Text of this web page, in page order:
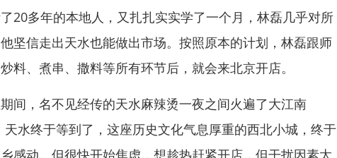
多年的本地人，又扎扎实实学了一个月，林磊几乎对所
坚信走出天水也能做出市场。按照原本的计划，林磊跟师
料、煮串、撒料等所有环节后，就会来北京开店。
，名不见经传的天水麻辣烫一夜之间火遍了大江南
天水终于等到了，这座历史文化气息厚重的西北小城，终于
感动。但很快开始焦虑，想趁热赶紧开店，但干扰因素太